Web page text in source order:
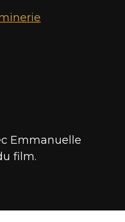
Emmanuelle
film.